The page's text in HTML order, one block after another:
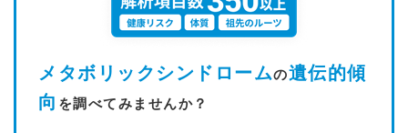
メタボリックシンドロームの遺伝的傾
向 を調べてみませんか？